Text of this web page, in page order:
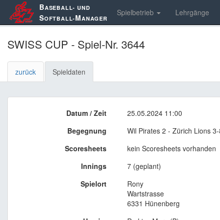
BASEBALL- UND
SOFTBALL-MANAGER
Spielbetrieb Lehrgänge
SWISS CUP - Spiel-Nr. 3644
zurück Spieldaten
Datum / Zeit
25.05.2024 11:00
Begegnung
Wil Pirates 2 - Zürich Lions
Scoresheets
kein Scoresheets vorhanden
Innings
7 (geplant)
Spielort
Rony
Wartstrasse
6331 Hünenberg